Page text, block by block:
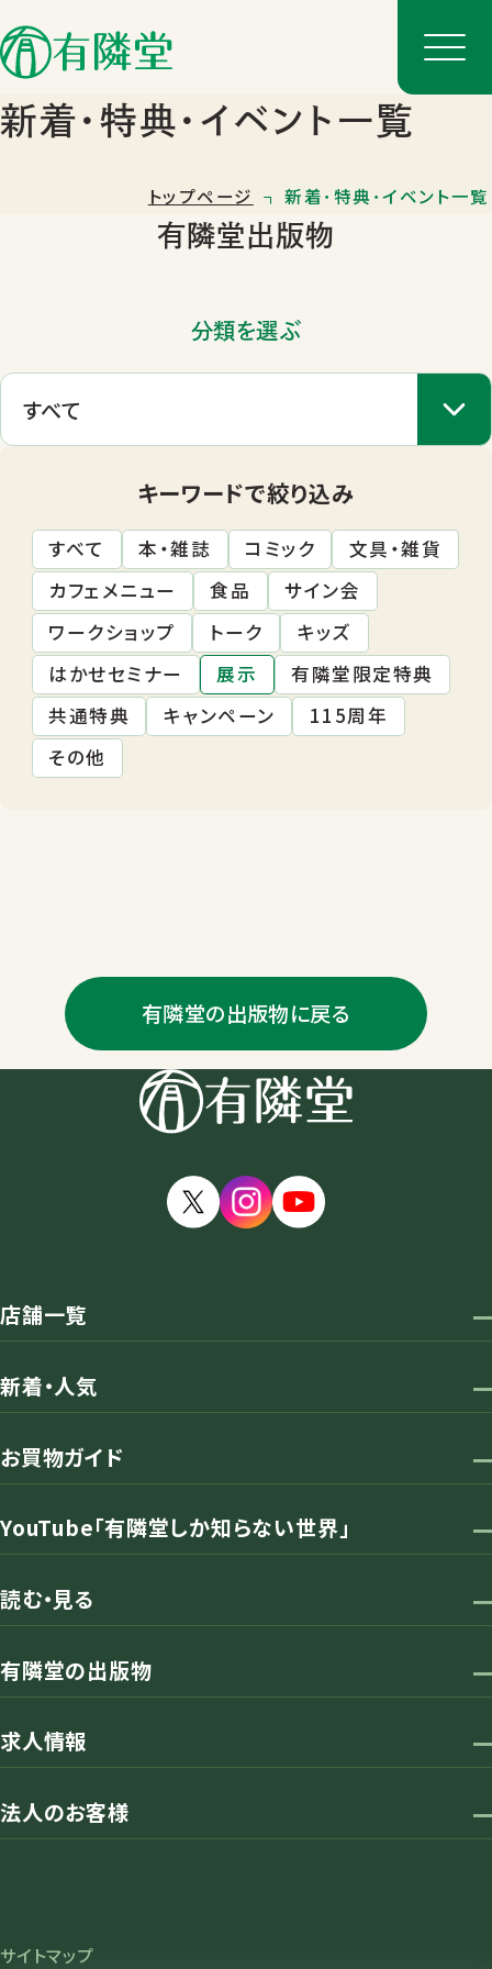
店舗一覧
新着･特典･イベント一覧
トップページ 新着･特典･イベント一覧
有隣堂出版物
分類を選ぶ
キーワードで絞り込み
すべて 本・雑誌 コミック
文具・雑貨
カフェメニュー
食品
サイン会
ワークショップ
トーク
キッズ
はかせセミナー
展示
有隣堂限定特典
共通特典
キャンペーン
115周年
その他
有隣堂の出版物に戻る
店舗一覧
新着・人気
お買物ガイド
YouTube「有隣堂しか知らない世界」
読む・見る
有隣堂の出版物
求人情報
法人のお客様
サイトマップ